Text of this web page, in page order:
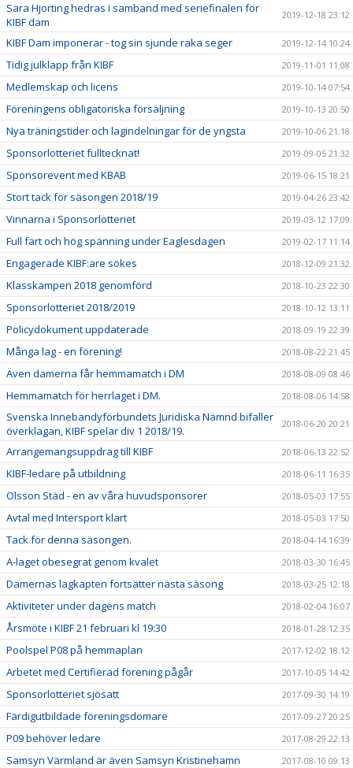
Sara Hjorting hedras i samband med seriefinalen för
KIBF dam
2019-12-18 23:12
KIBF Dam imponerar - tog sin sjunde raka seger 2019-12-14 10:24
Tidig julklapp från KIBF 2019-11-01 11:08
Medlemskap och licens 2019-10-14 07:54
Föreningens obligatoriska försäljning 2019-10-13 20:50
Nya träningstider och lagindelningar för de yngsta 2019-10-06 21:18
Sponsorlotteriet fulltecknat! 2019-09-05 21:32
Sponsorevent med KBAB 2019-06-15 18:21
Stort tack för säsongen 2018/19 2019-04-26 23:42
Vinnarna i Sponsorlotteriet 2019-03-12 17:09
Full fart och hög spänning under Eaglesdagen 2019-02-17 11:14
Engagerade KIBF:are sökes 2018-12-09 21:32
Klasskampen 2018 genomförd 2018-10-23 22:30
Sponsorlotteriet 2018/2019 2018-10-12 13:11
Policydokument uppdaterade 2018-09-19 22:39
Många lag - en förening! 2018-08-22 21:45
Även damerna får hemmamatch i DM 2018-08-09 08:46
Hemmamatch för herrlaget i DM. 2018-08-06 14:58
Svenska Innebandyförbundets Juridiska Nämnd bifaller
överklagan, KIBF spelar div 1 2018/19.
2018-06-20 20:21
Arrangemangsuppdrag till KIBF 2018-06-13 22:52
KIBF-ledare på utbildning 2018-06-11 16:35
Olsson Städ - en av våra huvudsponsorer 2018-05-03 17:55
Avtal med Intersport klart 2018-05-03 17:50
Tack för denna säsongen. 2018-04-14 16:39
A-laget obesegrat genom kvalet 2018-03-30 16:45
Damernas lagkapten fortsätter nästa säsong 2018-03-25 12:18
Aktiviteter under dagens match 2018-02-04 16:07
Årsmöte i KIBF 21 februari kl 19:30 2018-01-28 12:35
Poolspel P08 på hemmaplan 2017-12-02 18:12
Arbetet med Certifierad förening pågår 2017-10-05 14:42
Sponsorlotteriet sjösatt 2017-09-30 14:19
Färdigutbildade föreningsdomare 2017-09-27 20:25
P09 behöver ledare 2017-08-29 22:13
Samsyn Värmland är även Samsyn Kristinehamn 2017-08-10 09:13